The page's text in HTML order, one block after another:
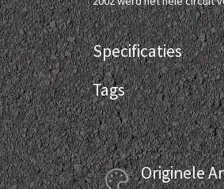
Specificaties
Tags
Originele